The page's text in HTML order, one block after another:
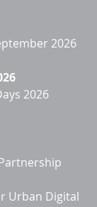
2026
2026
Urban Digital